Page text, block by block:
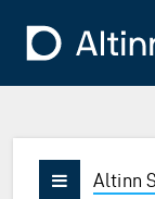
og Enter for å velge
Vis/skjul
Altinn